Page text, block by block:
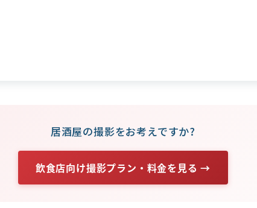
居酒屋の撮影をお考えですか?
飲食店向け撮影プラン・料金を見る →